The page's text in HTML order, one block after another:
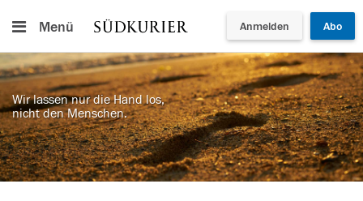
Menü Anmelden Abo
Wir lassen nur die Hand los,
nicht den Menschen.